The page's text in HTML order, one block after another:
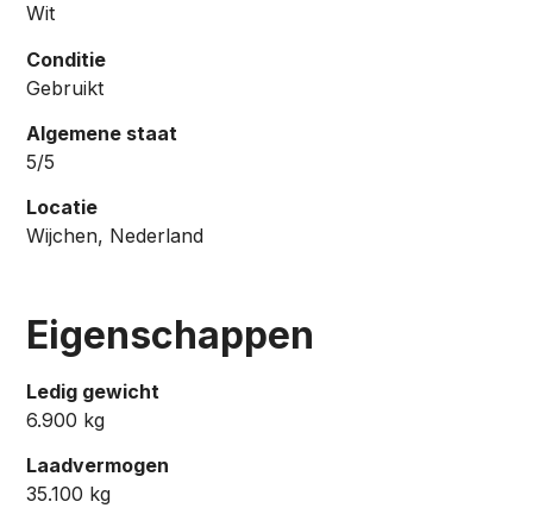
Wit
Conditie
Gebruikt
Algemene staat
5/5
Locatie
Wijchen, Nederland
Eigenschappen
Ledig gewicht
6.900 kg
Laadvermogen
35.100 kg